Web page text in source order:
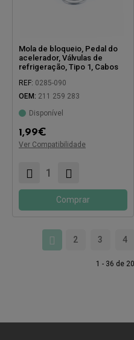
Mola de bloqueio, Pedal do
acelerador, Válvulas de
refrigeração, Tipo 1, Cabos
REF: 0285-090
OEM: 211 259 283
Disponível
1,99€
Ver Compatibilidade
Comprar
2 3 4
1 - 36 de